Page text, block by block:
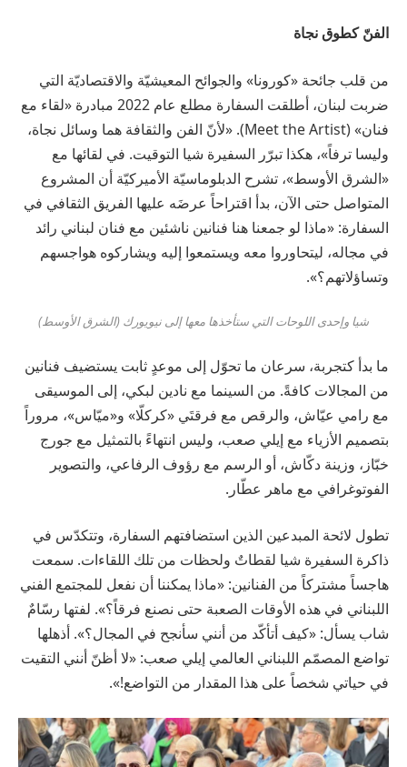
الفنّ كطوق نجاة
من قلب جائحة «كورونا» والجوائح المعيشيّة والاقتصاديّة التي
ضربت لبنان، أطلقت السفارة مطلع عام 2022 مبادرة «لقاء مع
فنان» (Meet the Artist). «لأنّ الفن والثقافة هما وسائل نجاة،
وليسا ترفاً»، هكذا تبرّر السفيرة شيا التوقيت. في لقائها مع
«الشرق الأوسط»، تشرح الدبلوماسيّة الأميركيّة أن المشروع
المتواصل حتى الآن، بدأ اقتراحاً عرضَه عليها الفريق الثقافي في
السفارة: «ماذا لو جمعنا هنا فنانين ناشئين مع فنان لبناني رائد
في مجاله، ليتحاوروا معه ويستمعوا إليه ويشاركوه هواجسهم
وتساؤلاتهم؟».
شيا وإحدى اللوحات التي ستأخذها معها إلى نيويورك (الشرق الأوسط)
ما بدأ كتجربة، سرعان ما تحوّل إلى موعدٍ ثابت يستضيف فنانين
من المجالات كافةً. من السينما مع نادين لبكي، إلى الموسيقى
مع رامي عيّاش، والرقص مع فرقتَي «كركلّا» و«ميّاس»، مروراً
بتصميم الأزياء مع إيلي صعب، وليس انتهاءً بالتمثيل مع جورج
خبّاز، وزينة دكّاش، أو الرسم مع رؤوف الرفاعي، والتصوير
الفوتوغرافي مع ماهر عطّار.
تطول لائحة المبدعين الذين استضافتهم السفارة، وتتكدّس في
ذاكرة السفيرة شيا لقطاتٌ ولحظات من تلك اللقاءات. سمعت
هاجساً مشتركاً من الفنانين: «ماذا يمكننا أن نفعل للمجتمع الفني
اللبناني في هذه الأوقات الصعبة حتى نصنع فرقاً؟». لفتها رسّامٌ
شاب يسأل: «كيف أتأكّد من أنني سأنجح في المجال؟». أذهلها
تواضع المصمّم اللبناني العالمي إيلي صعب: «لا أظنّ أنني التقيت
في حياتي شخصاً على هذا المقدار من التواضع!».